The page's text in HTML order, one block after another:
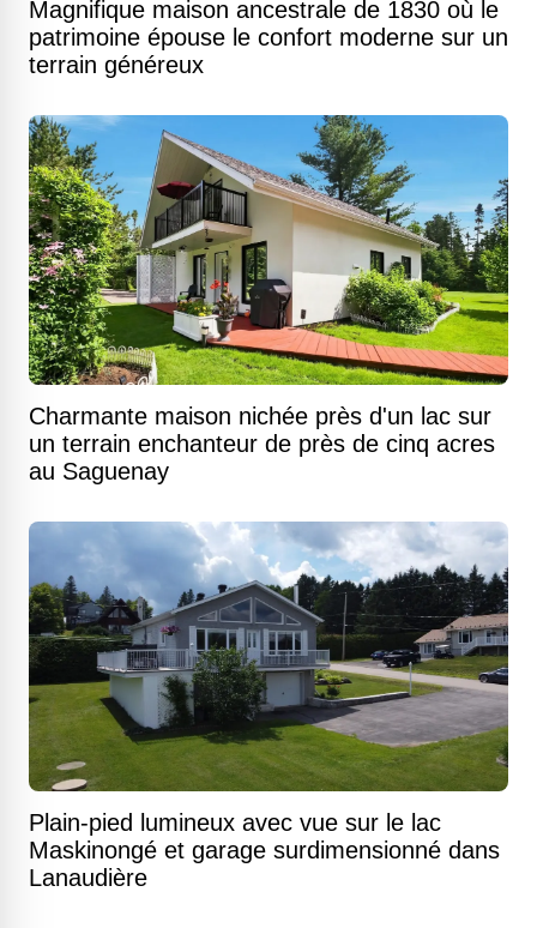
Magnifique maison ancestrale de 1830 où le
patrimoine épouse le confort moderne sur un
terrain généreux
Charmante maison nichée près d'un lac sur
un terrain enchanteur de près de cinq acres
au Saguenay
Plain-pied lumineux avec vue sur le lac
Maskinongé et garage surdimensionné dans
Lanaudière